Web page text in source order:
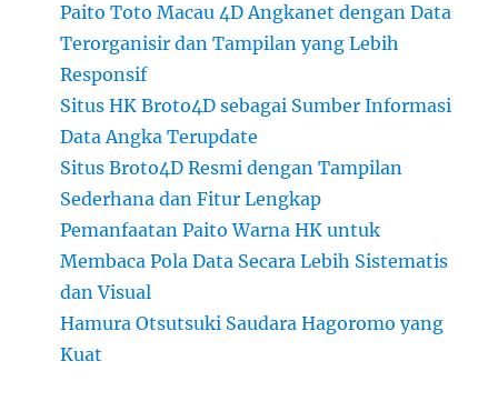
Paito Toto Macau 4D Angkanet dengan Data
Terorganisir dan Tampilan yang Lebih
Responsif
Situs HK Broto4D sebagai Sumber Informasi
Data Angka Terupdate
Situs Broto4D Resmi dengan Tampilan
Sederhana dan Fitur Lengkap
Pemanfaatan Paito Warna HK untuk
Membaca Pola Data Secara Lebih Sistematis
dan Visual
Hamura Otsutsuki Saudara Hagoromo yang
Kuat